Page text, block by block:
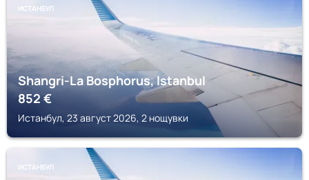
ИСТАНБУЛ
Shangri-La Bosphorus, Istanbul
852€
Истанбул, 23 август 2026, 2 нощувки
ИСТАНБУЛ